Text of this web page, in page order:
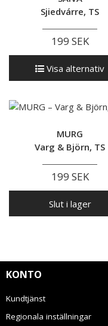
Sjiedvárre, TS
199 SEK
Visa alternativ
MURG
Varg & Björn, TS
199 SEK
Slut i lager
KONTO
Kundtjänst
Regionala inställningar